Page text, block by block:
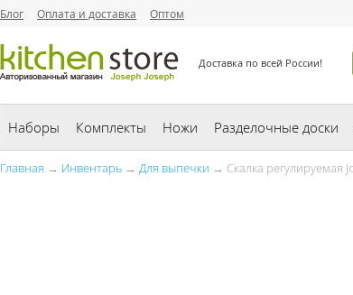
Блог Оплата и доставка Оптом
Доставка по всей России!
Наборы Комплекты Ножи Разделочные доски
Главная → Инвентарь → Для выпечки → Скалка регулируемая